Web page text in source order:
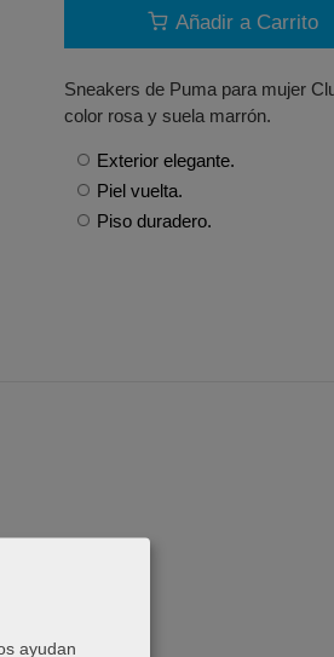
Añadir a Carrito
Sneakers de Puma para mujer
color rosa y suela marrón.
Exterior elegante.
Piel vuelta.
Piso duradero.
ayudan